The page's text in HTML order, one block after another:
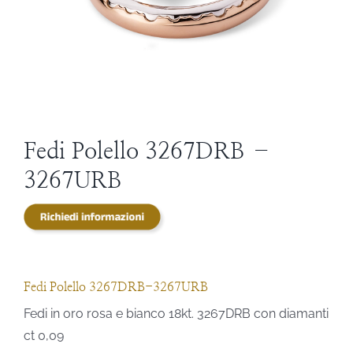
STEVE ANGELI
CONTATTI
PER LE AZIENDE
Fedi Polello 3267DRB –
3267URB
Fedi Polello 3267DRB-3267URB
Fedi in oro rosa e bianco 18kt. 3267DRB con diamanti
ct 0,09